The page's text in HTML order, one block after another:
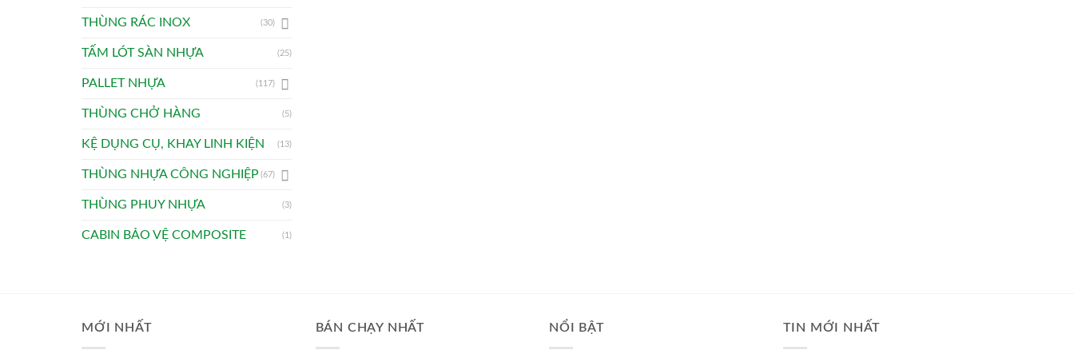
THÙNG RÁC INOX (30)
TẤM LÓT SÀN NHỰA (25)
PALLET NHỰA (117)
THÙNG CHỞ HÀNG (5)
KỆ DỤNG CỤ, KHAY LINH KIỆN (13)
THÙNG NHỰA CÔNG NGHIỆP(67)
THÙNG PHUY NHỰA (3)
CABIN BẢO VỆ COMPOSITE (1)
MỚI NHẤT BÁN CHẠY NHẤT NỔI BẬT TIN MỚI NHẤT